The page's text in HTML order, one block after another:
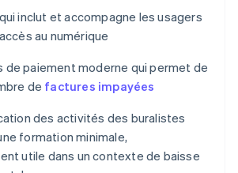
inclut et accompagne les usagers
au numérique
de paiement moderne qui permet de
de factures impayées
des activités des buralistes
formation minimale,
utile dans un contexte de baisse